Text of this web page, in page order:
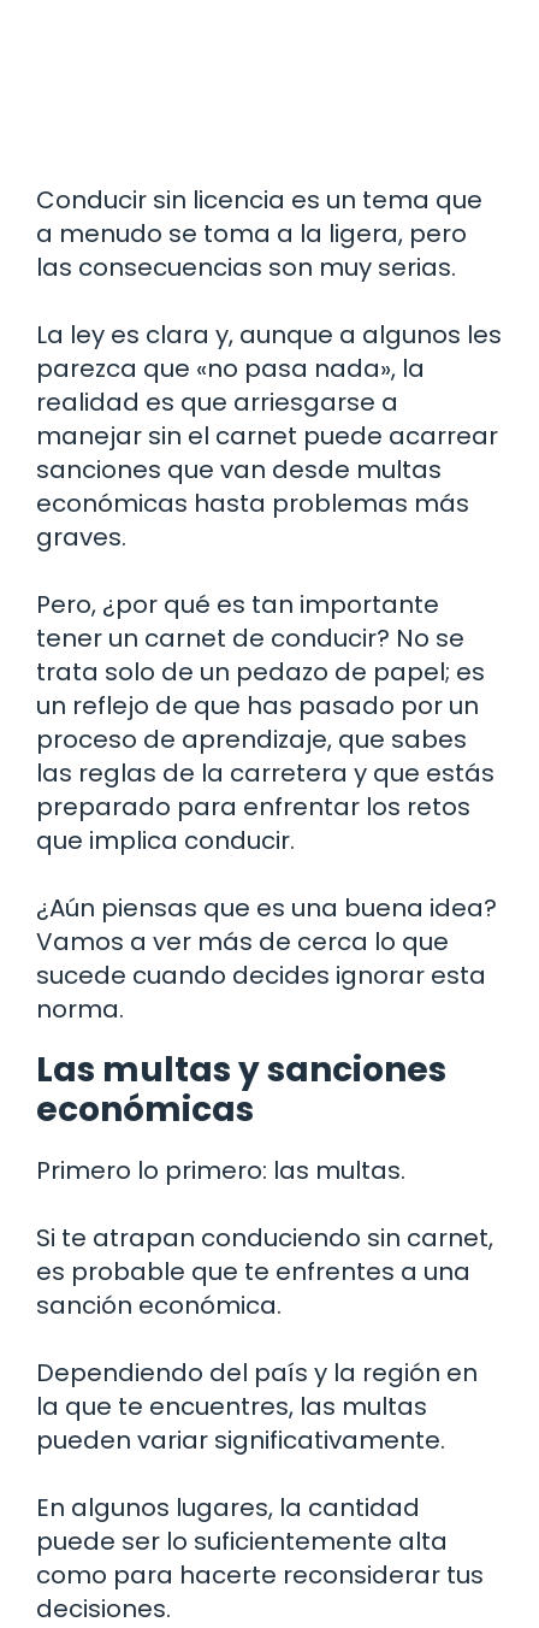
Conducir sin licencia es un tema que
a menudo se toma a la ligera, pero
las consecuencias son muy serias.
La ley es clara y, aunque a algunos les
parezca que «no pasa nada», la
realidad es que arriesgarse a
manejar sin el carnet puede acarrear
sanciones que van desde multas
económicas hasta problemas más
graves.
Pero, ¿por qué es tan importante
tener un carnet de conducir? No se
trata solo de un pedazo de papel; es
un reflejo de que has pasado por un
proceso de aprendizaje, que sabes
las reglas de la carretera y que estás
preparado para enfrentar los retos
que implica conducir.
¿Aún piensas que es una buena idea?
Vamos a ver más de cerca lo que
sucede cuando decides ignorar esta
norma.
Las multas y sanciones
económicas
Primero lo primero: las multas.
Si te atrapan conduciendo sin carnet,
es probable que te enfrentes a una
sanción económica.
Dependiendo del país y la región en
la que te encuentres, las multas
pueden variar significativamente.
En algunos lugares, la cantidad
puede ser lo suficientemente alta
como para hacerte reconsiderar tus
decisiones.